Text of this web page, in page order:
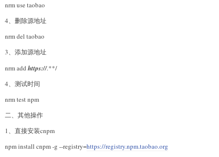
nrm use taobao
4、删除源地址
nrm del taobao
3、添加源地址
nrm add https://.**/
4、测试时间
nrm test npm
二、其他操作
1、直接安装cnpm
npm install cnpm -g --registry=https://registry.npm.taobao.org